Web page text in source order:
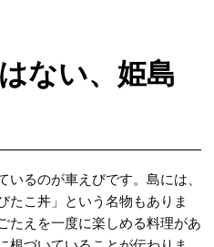
ない、姫島
るのが車えびです。島には、
たこ丼」という名物もありま
たえを一度に楽しめる料理があ